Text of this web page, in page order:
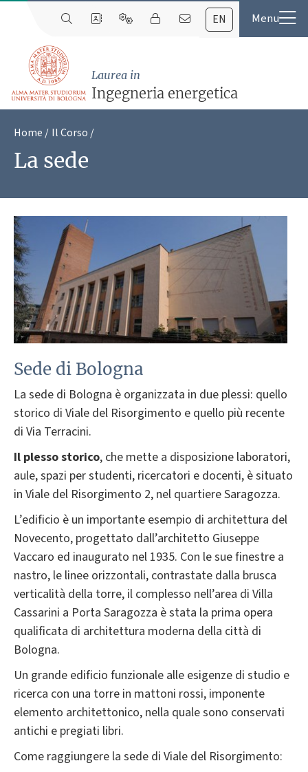
EN
Laurea in
Ingegneria energetica
Home Il Corso
La sede
Sede di Bologna
La sede di Bologna è organizzata in due plessi: quello
storico di Viale del Risorgimento e quello più recente
di Via Terracini.
Il plesso storico, che mette a disposizione laboratori,
aule, spazi per studenti, ricercatori e docenti, è situato
in Viale del Risorgimento 2, nel quartiere Saragozza.
L’edificio è un importante esempio di architettura del
Novecento, progettato dall’architetto Giuseppe
Vaccaro ed inaugurato nel 1935. Con le sue finestre a
nastro, le linee orizzontali, contrastate dalla brusca
verticalità della torre, il complesso nell’area di Villa
Cassarini a Porta Saragozza è stata la prima opera
qualificata di architettura moderna della città di
Bologna.
Un grande edificio funzionale alle esigenze di studio e
ricerca con una torre in mattoni rossi, imponente
elemento architettonico, nella quale sono conservati
antichi e pregiati libri.
Come raggiungere la sede di Viale del Risorgimento: